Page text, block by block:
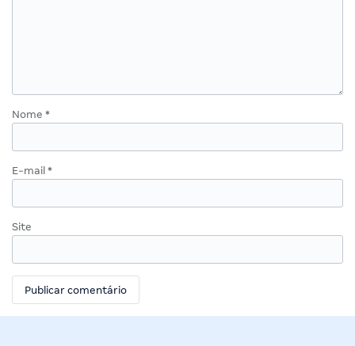
Nome *
E-mail *
Site